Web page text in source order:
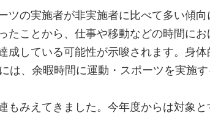
ツの実施者が非実施者に比べて多い傾向
たことから、仕事や移動などの時間にお
成している可能性が示唆されます。身体
は、余暇時間に運動・スポーツを実施す
もみえてきました。今年度からは対象と